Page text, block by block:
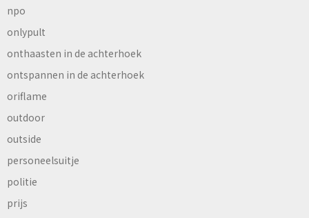
npo
onlypult
onthaasten in de achterhoek
ontspannen in de achterhoek
oriflame
outdoor
outside
personeelsuitje
politie
prijs